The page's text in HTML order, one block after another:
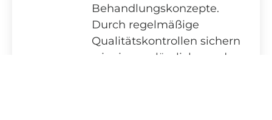
Behandlungskonzepte.
Durch regelmäßige
Qualitätskontrollen sichern
wir eine verlässliche und